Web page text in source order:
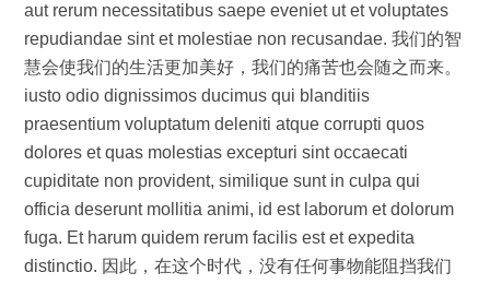
aut rerum necessitatibus saepe eveniet ut et voluptates
repudiandae sint et molestiae non recusandae. 我们的智
慧会使我们的生活更加美好，我们的痛苦也会随之而来。
iusto odio dignissimos ducimus qui blanditiis
praesentium voluptatum deleniti atque corrupti quos
dolores et quas molestias excepturi sint occaecati
cupiditate non provident, similique sunt in culpa qui
officia deserunt mollitia animi, id est laborum et dolorum
fuga. Et harum quidem rerum facilis est et expedita
distinctio. 因此，在这个时代，没有任何事物能阻挡我们